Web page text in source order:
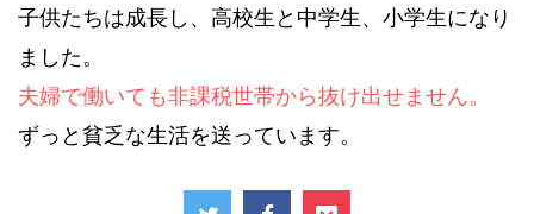
子供たちは成長し、高校生と中学生、小学生になり
ました。
夫婦で働いても非課税世帯から抜け出せません。
ずっと貧乏な生活を送っています。